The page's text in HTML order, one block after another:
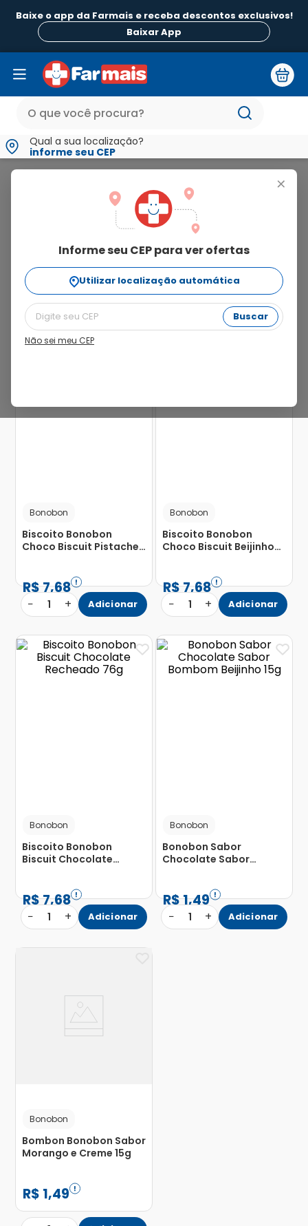
Baixe o app da Farmais e receba descontos exclusivos!
Baixar App
Qual a sua localização?
informe seu CEP
+
Informe seu CEP para ver ofertas
Utilizar localização automática
Buscar
Não sei meu CEP
Ordenar Por
relevância
Bonobon
Biscoito Bonobon
Choco Biscuit Pistache
R$7,68
− 1 + Adicionar
Bonobon
Biscoito Bonobon
Choco Biscuit Beijinho
R$7,68
− 1 + Adicionar
Bonobon
Biscoito Bonobon
Biscuit Chocolate
R$7,68
− 1 + Adicionar
Bonobon
Bonobon Sabor
Chocolate Sabor
R$1,49
− 1 + Adicionar
Bonobon
Bombon Bonobon Sabor
Morango e Creme 15g
R$ 1,49